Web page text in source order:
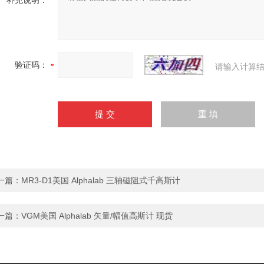
验证码： 请输入计算
篇： MR3-D1美国 Alphalab 三轴磁阻式千高斯计
篇： VGM美国 Alphalab 矢量/幅值高斯计 现货